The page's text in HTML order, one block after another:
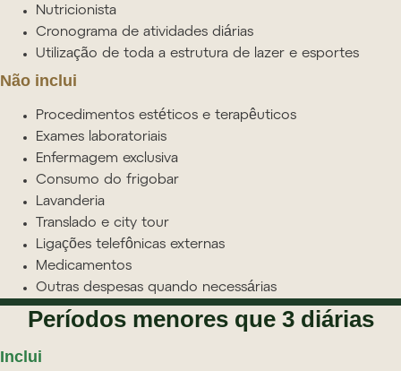
Nutricionista
Cronograma de atividades diárias
Utilização de toda a estrutura de lazer e esportes
Não inclui
Procedimentos estéticos e terapêuticos
Exames laboratoriais
Enfermagem exclusiva
Consumo do frigobar
Lavanderia
Translado e city tour
Ligações telefônicas externas
Medicamentos
Outras despesas quando necessárias
Períodos menores que 3 diárias
Inclui